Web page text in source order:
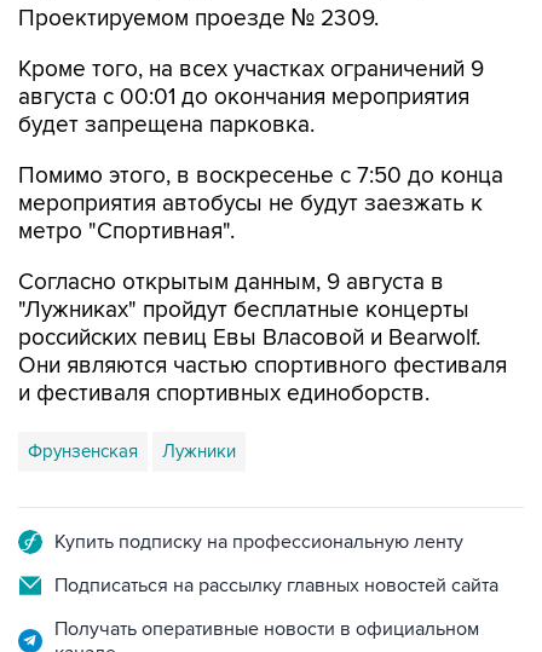
Проектируемом проезде № 2309.
Кроме того, на всех участках ограничений 9
августа с 00:01 до окончания мероприятия
будет запрещена парковка.
Помимо этого, в воскресенье с 7:50 до конца
мероприятия автобусы не будут заезжать к
метро "Спортивная".
Согласно открытым данным, 9 августа в
"Лужниках" пройдут бесплатные концерты
российских певиц Евы Власовой и Bearwolf.
Они являются частью спортивного фестиваля
и фестиваля спортивных единоборств.
Фрунзенская Лужники
Купить подписку на профессиональную ленту
Подписаться на рассылку главных новостей сайта
Получать оперативные новости в официальном